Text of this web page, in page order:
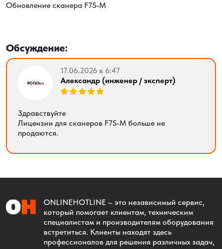
Обновление сканера F7S-M
Обсуждение:
Александр (инженер / эксперт)
17.06.2026 в 6:47
Здравствуйте
Лицензии для сканеров F7S-M больше не
продаются.
ONLINEHOTLINE – это независимый сервис,
который помогает клиентам, техническим
специалистам и производителям оборудования
встретиться. Клиенты находят здесь
профессионалов для решения различных задач,